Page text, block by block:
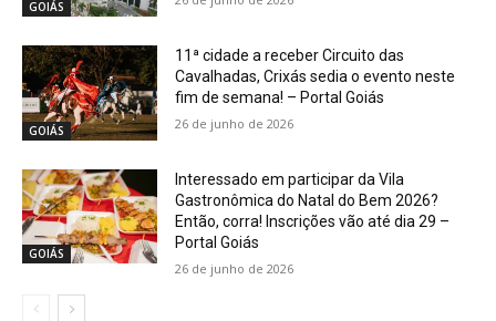
GOIÁS
GOIÁS
11ª cidade a receber Circuito das
Cavalhadas, Crixás sedia o evento neste
fim de semana! – Portal Goiás
26 de junho de 2026
GOIÁS
Interessado em participar da Vila
Gastronômica do Natal do Bem 2026?
Então, corra! Inscrições vão até dia 29 –
Portal Goiás
26 de junho de 2026